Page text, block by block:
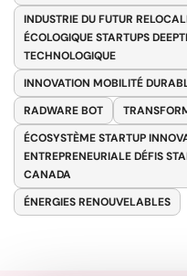
INDUSTRIE DU FUTUR
ÉCOLOGIQUE STARTUPS
TECHNOLOGIQUE
INNOVATION MOBILITÉ
RADWARE BOT
ÉCOSYSTÈME STARTUP
ENTREPRENEURIALE DÉFIS
CANADA
ÉNERGIES RENOUVELABLES